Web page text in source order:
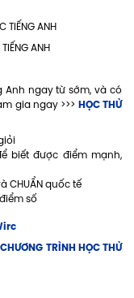
ANH
Anh ngay từ sớm, và có
gia ngay >>> HỌC THỬ
biết được điểm mạnh,
CHUẨN quốc tế
số
TRÌNH HỌC THỬ